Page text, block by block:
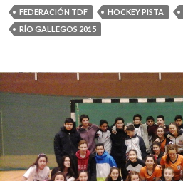
FEDERACIÓN TDF HOCKEY PISTA
RÍO GALLEGOS 2015